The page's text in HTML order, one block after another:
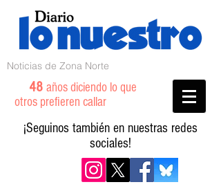
Noticias de Zona Norte
48 años diciendo lo que
otros prefieren callar
¡Seguinos también en nuestras redes
sociales!